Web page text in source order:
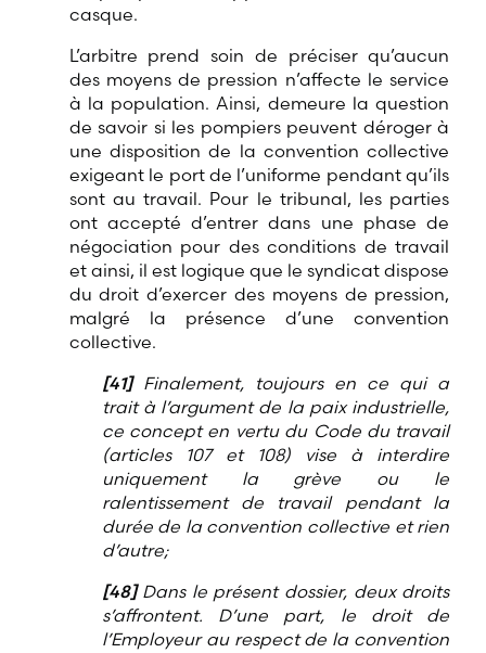
casque.
L’arbitre prend soin de préciser qu’aucun
des moyens de pression n’affecte le service
à la population. Ainsi, demeure la question
de savoir si les pompiers peuvent déroger à
une disposition de la convention collective
exigeant le port de l’uniforme pendant qu’ils
sont au travail. Pour le tribunal, les parties
ont accepté d’entrer dans une phase de
négociation pour des conditions de travail
et ainsi, il est logique que le syndicat dispose
du droit d’exercer des moyens de pression,
malgré la présence d’une convention
collective.
[41]Finalement, toujours en ce qui a
trait à l’argument de la paix industrielle,
ce concept en vertu du Code du travail
(articles 107 et 108) vise à interdire
uniquement la grève ou le
ralentissement de travail pendant la
durée de la convention collective et rien
d’autre;
[48]Dans le présent dossier, deux droits
s’affrontent. D’une part, le droit de
l’Employeur au respect de la convention